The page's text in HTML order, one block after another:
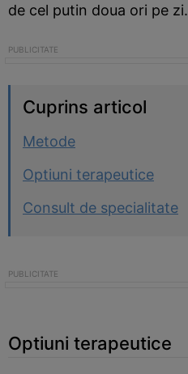
de cel putin doua ori pe zi.
Cuprins articol
Metode
Optiuni terapeutice
Consult de specialitate
Optiuni terapeutice